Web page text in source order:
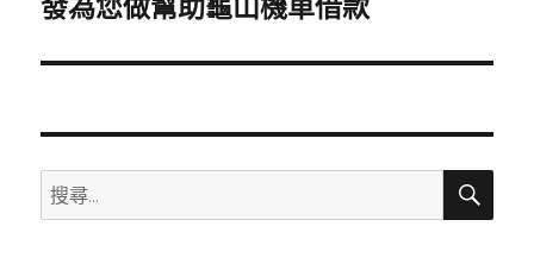
文
發為您做幫助龜山機車借款
搜
尋
搜